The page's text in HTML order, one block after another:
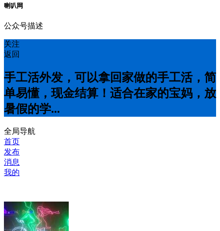
喇叭网
公众号描述
关注
返回
手工活外发，可以拿回家做的手工活，简
单易懂，现金结算！适合在家的宝妈，放
暑假的学...
全局导航
首页
发布
消息
我的